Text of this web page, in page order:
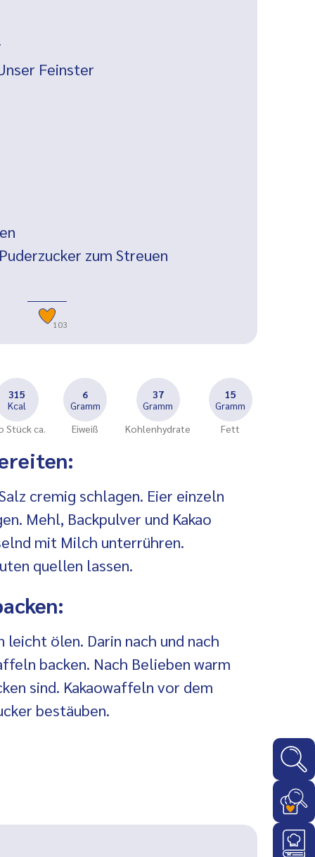
Feinster
zum Streuen
103
315
Kcal
Stück ca.
6
Gramm
Eiweiß
37
Gramm
Kohlenhydrate
15
Gramm
Fett
cremig schlagen. Eier einzeln
Mehl, Backpulver und Kakao
mit Milch unterrühren.
quellen lassen.
leicht ölen. Darin nach und nach
backen. Nach Belieben warm
sind. Kakaowaffeln vor dem
bestäuben.